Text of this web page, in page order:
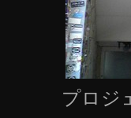
プロジ